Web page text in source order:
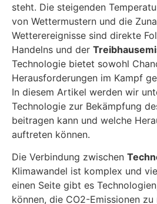
steht. Die steigenden
von Wettermustern und die
Wetterereignisse sind direkte
Handelns und der
Technologie bietet sowohl
Herausforderungen im Kampf
In diesem Artikel werden wir
Technologie zur Bekämpfung
beitragen kann und welche
auftreten können.
Die Verbindung zwischen
Klimawandel ist komplex und
einen Seite gibt es
können, die CO2-Emissionen